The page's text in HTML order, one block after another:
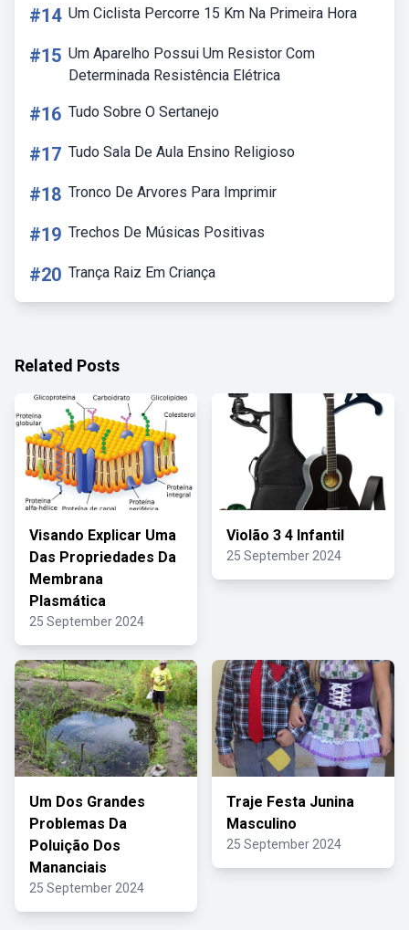
#14 Um Ciclista Percorre 15 Km Na Primeira Hora
#15 Um Aparelho Possui Um Resistor Com
Determinada Resistência Elétrica
#16 Tudo Sobre O Sertanejo
#17 Tudo Sala De Aula Ensino Religioso
#18 Tronco De Arvores Para Imprimir
#19 Trechos De Músicas Positivas
#20 Trança Raiz Em Criança
Related Posts
Visando Explicar Uma
Das Propriedades Da
Membrana
Plasmática
25 September 2024
Violão 3 4 Infantil
25 September 2024
Um Dos Grandes
Problemas Da
Poluição Dos
Mananciais
25 September 2024
Traje Festa Junina
Masculino
25 September 2024